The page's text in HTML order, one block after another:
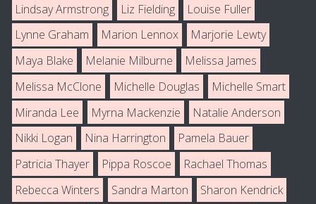
Lindsay Armstrong
Liz Fielding
Louise Fuller
Lynne Graham
Marion Lennox
Marjorie Lewty
Maya Blake
Melanie Milburne
Melissa James
Melissa McClone
Michelle Douglas
Michelle Smart
Miranda Lee
Myrna Mackenzie
Natalie Anderson
Nikki Logan
Nina Harrington
Pamela Bauer
Patricia Thayer
Pippa Roscoe
Rachael Thomas
Rebecca Winters
Sandra Marton
Sharon Kendrick